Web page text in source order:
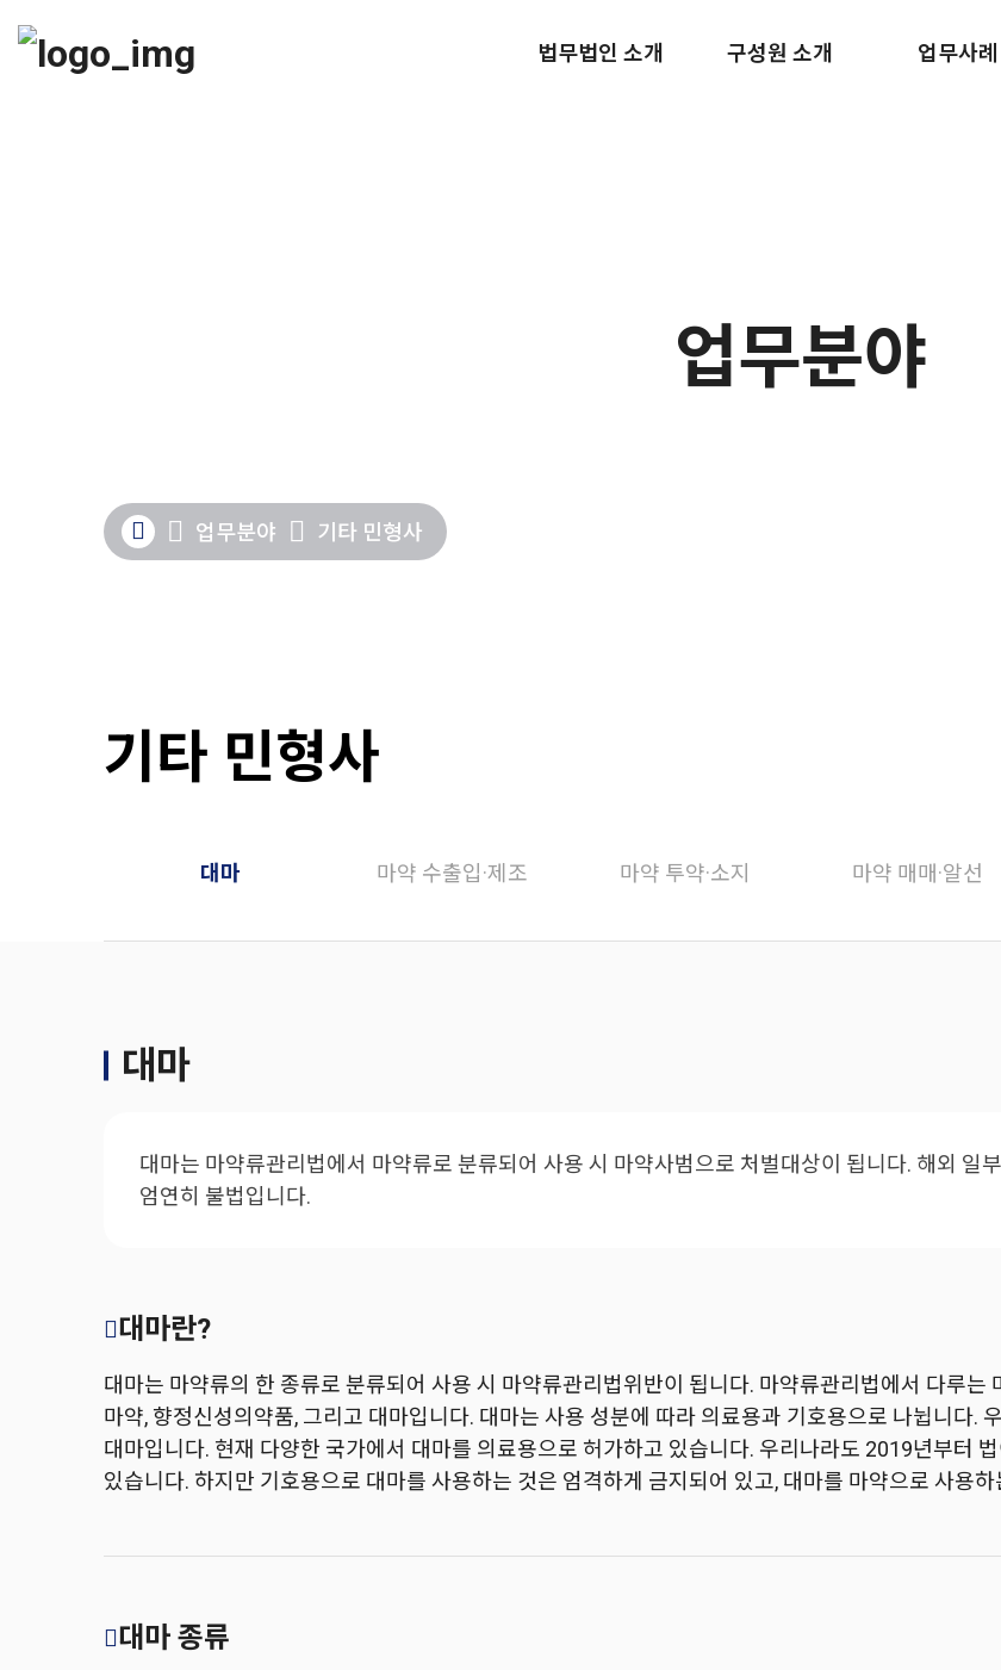
법무법인 소개 구성원 소개 업무사례
업무분야
업무분야 기타 민형사
기타 민형사
대마 마약 수출입·제조 마약 투약·소지 마약 매매·알선
대마
대마는 마약류관리법에서 마약류로 분류되어 사용 시 마약사범으로 처벌대상이 됩니다. 해외 일
엄연히 불법입니다.
대마란?
대마는 마약류의 한 종류로 분류되어 사용 시 마약류관리법위반이 됩니다. 마약류관리법에서 다루는
마약, 향정신성의약품, 그리고 대마입니다. 대마는 사용 성분에 따라 의료용과 기호용으로 나뉩니다.
대마입니다. 현재 다양한 국가에서 대마를 의료용으로 허가하고 있습니다. 우리나라도 2019년부터
있습니다. 하지만 기호용으로 대마를 사용하는 것은 엄격하게 금지되어 있고, 대마를 마약으로 사용
대마 종류